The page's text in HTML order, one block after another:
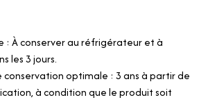
: À conserver au réfrigérateur et à
les 3 jours.
conservation optimale : 3 ans à partir de
à condition que le produit soit